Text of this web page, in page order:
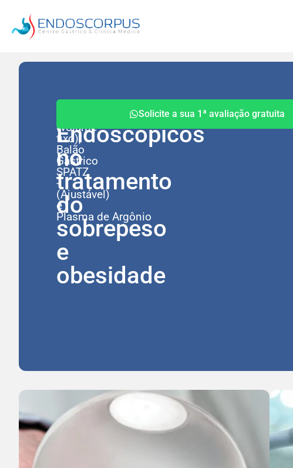
Procedimentos
Endoscópicos
no
tratamento
do
sobrepeso
e
obesidade
Balão
(volume
fixo),
Balão
Gástrico
SPATZ
-
(Ajustável)
e
Plasma de Argônio
Solicite a sua 1ª avaliação gratuita